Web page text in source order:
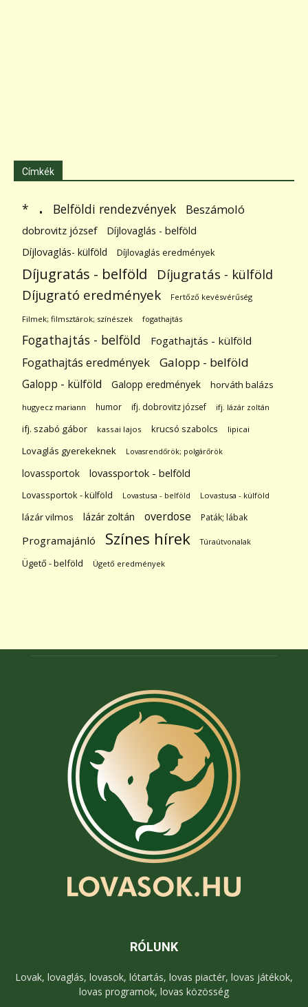
Címkék
* . Belföldi rendezvények Beszámoló
dobrovitz józsef
Díjlovaglás - belföld
Díjlovaglás- külföld
Díjlovaglás eredmények
Díjugratás - belföld Díjugratás - külföld
Díjugrató eredmények Fertőző kevésvérűség
Filmek; filmsztárok; színészek fogathajtás
Fogathajtás - belföld Fogathajtás - külföld
Fogathajtás eredmények Galopp - belföld
Galopp - külföld Galopp eredmények horváth balázs
hugyecz mariann humor ifj. dobrovitz józsef ifj. lázár zoltán
ifj. szabó gábor kassai lajos krucsó szabolcs lipicai
Lovaglás gyerekeknek Lovasrendőrök; polgárőrök
lovassportok lovassportok - belföld
Lovassportok - külföld Lovastusa - belföld Lovastusa - külföld
lázár vilmos lázár zoltán overdose Paták; lábak
Programajánló Színes hírek Túraútvonalak
Ügető - belföld Ügető eredmények
RÓLUNK
Lovak, lovaglás, lovasok, lótartás, lovas piactér, lovas játékok,
lovas programok, lovas közösség